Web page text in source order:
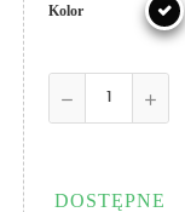
Kolor
DOSTĘPNE